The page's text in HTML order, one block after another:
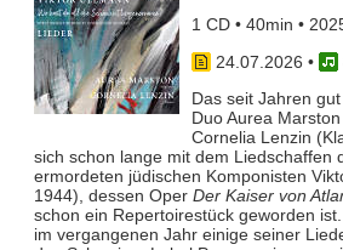
1 CD • 40min •
24.07.2026 •
Das seit Jahren
Duo Aurea
Cornelia Lenzin
sich schon lange mit dem Liedschaffen
ermordeten jüdischen Komponisten
1944), dessen Oper Der Kaiser von
schon ein Repertoirestück geworden
im vergangenen Jahr einige seiner